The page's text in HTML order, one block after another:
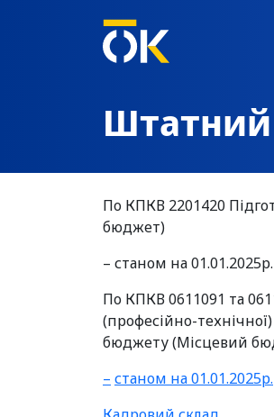
По КПКВ 2201420
бюджет)
– станом на 01.01.2025р.
По КПКВ 0611091 та
(професійно-
бюджету (Місцевий
– станом на 01.01.2025р.